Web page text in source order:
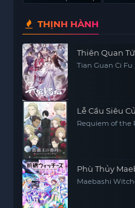
THỊNH HÀNH
Thiên Quan
Tian Guan Ci Fu
Lễ Cầu Siêu
Requiem of the
Phù Thủy
Maebashi